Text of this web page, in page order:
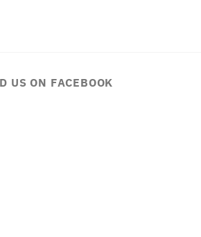
US ON FACEBOOK